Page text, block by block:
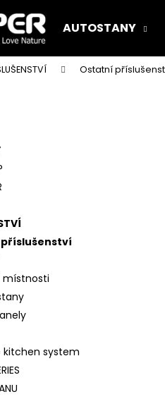
AUTOSTANY
Ostatní
místnosti
kitchen system